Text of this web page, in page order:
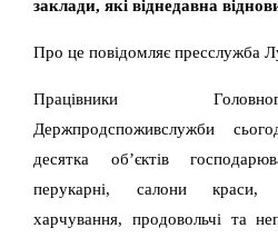
заклади, які віднедавна
Про це повідомляє пресслужба
Працівники
Держпродспоживслужби
десятка об’єктів
перукарні, салони краси,
харчування, продовольчі та